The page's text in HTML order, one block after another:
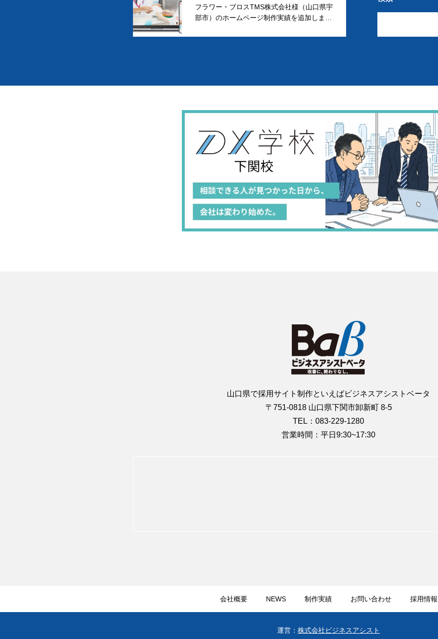
フラワー・ブロスTMS株式会社様（山口県宇
部市）のホームページ制作実績を追加しまし
山口県で採用サイト制作といえばビジネスアシストベータ
〒751-0818 山口県下関市卸新町 8-5
TEL：083-229-1280
営業時間：平日9:30~17:30
会社概要 NEWS 制作実績 お問い合わせ 採用情報
運営： 株式会社ビジネスアシスト